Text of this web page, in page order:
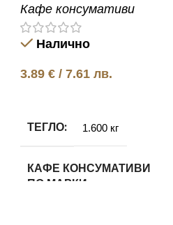
Кафе консумативи
Налично
3.89 € / 7.61 лв.
ТЕГЛО 1.600 кг
КАФЕ КОНСУМАТИВИ
ПО МАРКИ